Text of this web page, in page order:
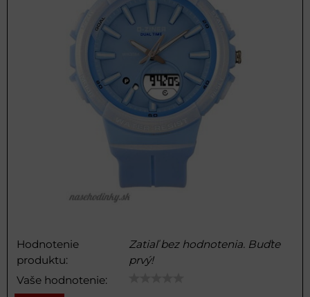
Hodnotenie
produktu:
Zatiaľ bez hodnotenia. Buďte
prvý!
Vaše hodnotenie: